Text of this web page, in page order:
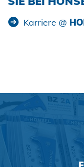
Karriere @